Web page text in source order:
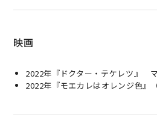
映画
2022年『ドクター・テケレツ』
2022年『モエカレはオレンジ色』